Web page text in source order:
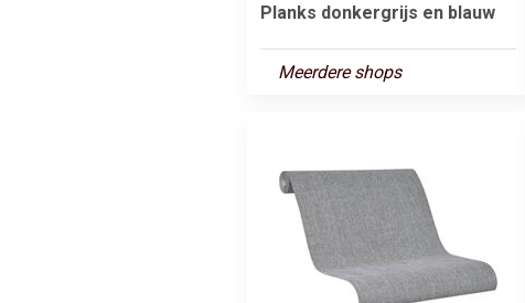
Planks donkergrijs en blauw
Meerdere shops